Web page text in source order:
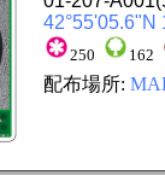
42°55'05.6"N
250 162
配布場所: